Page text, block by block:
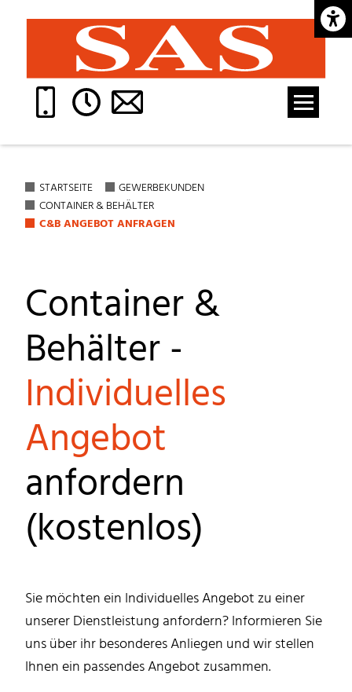
STARTSEITE
GEWERBEKUNDEN
CONTAINER & BEHÄLTER
C&B ANGEBOT ANFRAGEN
Container &
Behälter -
Individuelles
Angebot
anfordern
(kostenlos)
Sie möchten ein Individuelles Angebot zu einer
unserer Dienstleistung anfordern? Informieren Sie
uns über ihr besonderes Anliegen und wir stellen
Ihnen ein passendes Angebot zusammen.